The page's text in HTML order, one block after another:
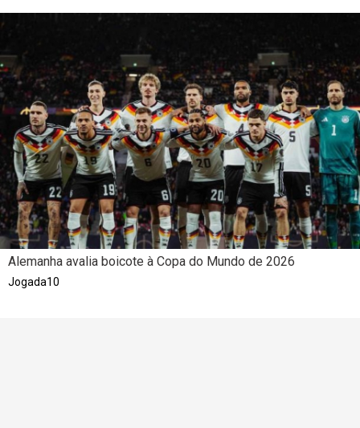
Alemanha avalia boicote à Copa do Mundo de 2026
Jogada10